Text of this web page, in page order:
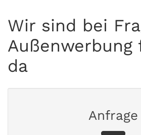
Wir sind bei
Außenwerbung
da
Anfrage